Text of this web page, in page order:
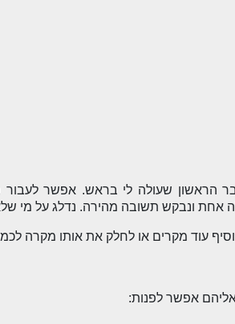
הראשון שעולה לי בראש. אפשר לעבור
אחת ונבקש תשובה מהירה. נדלג על מי
אליהם אפשר לפנות: